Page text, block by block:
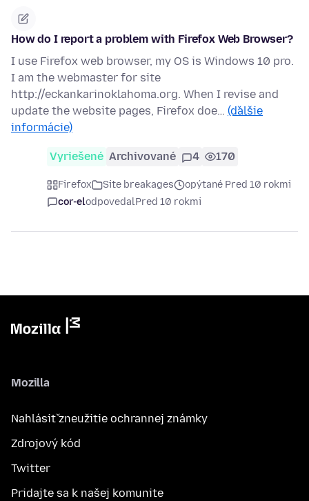
How do I report a problem with Firefox Web Browser?
I use Firefox web browser, my OS is Windows 10 pro.
I am the webmaster for site
http://eckankarinoklahoma.org. When I revise and
update the website pages, Firefox doe… (ďalšie
informácie)
Vyriešené Archivované 4 170
Firefox Site breakages
opýtané Pred 10 rokmi
cor-elodpovedalPred 10 rokmi
Mozilla
Nahlásiť zneužitie ochrannej známky
Zdrojový kód
Twitter
Pridajte sa k našej komunite